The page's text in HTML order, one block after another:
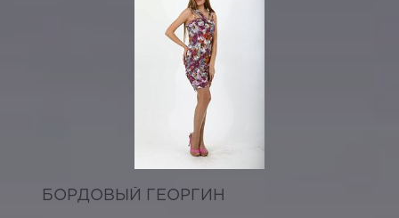
БОРДОВЫЙ ГЕОРГИН